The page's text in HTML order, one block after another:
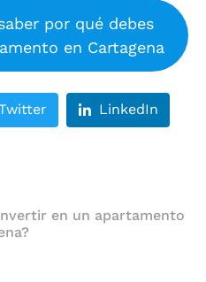
por qué debes
en Cartagena
LinkedIn
en un apartamento